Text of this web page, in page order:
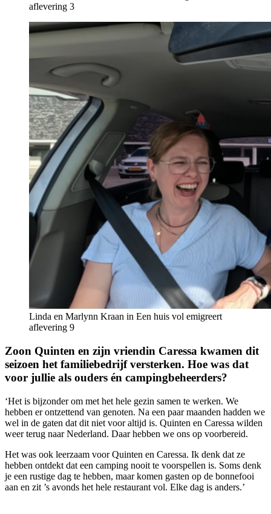
aflevering 3
Linda en Marlynn Kraan in Een huis vol emigreert
aflevering 9
Zoon Quinten en zijn vriendin Caressa kwamen dit
seizoen het familiebedrijf versterken. Hoe was dat
voor jullie als ouders én campingbeheerders?
‘Het is bijzonder om met het hele gezin samen te werken. We
hebben er ontzettend van genoten. Na een paar maanden hadden we
wel in de gaten dat dit niet voor altijd is. Quinten en Caressa wilden
weer terug naar Nederland. Daar hebben we ons op voorbereid.
Het was ook leerzaam voor Quinten en Caressa. Ik denk dat ze
hebben ontdekt dat een camping nooit te voorspellen is. Soms denk
je een rustige dag te hebben, maar komen gasten op de bonnefooi
aan en zit ’s avonds het hele restaurant vol. Elke dag is anders.’